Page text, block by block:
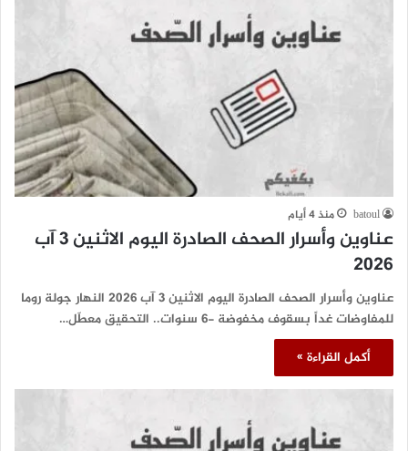
batoul منذ 4 أيام
عناوين وأسرار الصحف الصادرة اليوم الاثنين 3 آب
2026
عناوين وأسرار الصحف الصادرة اليوم الاثنين 3 آب 2026 النهار جولة روما
للمفاوضات غداً بسقوف مخفوضة -6 سنوات.. التحقيق معطّل…
أكمل القراءة »